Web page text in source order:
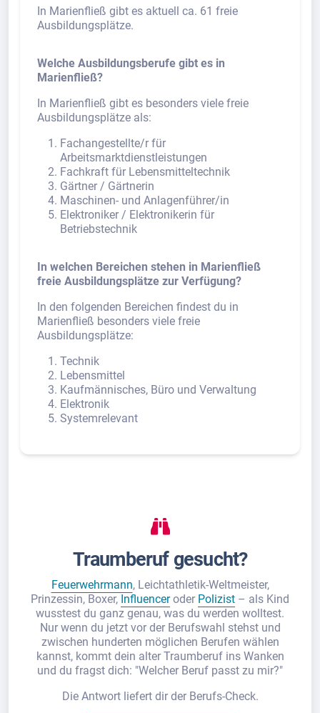
In Marienfließ gibt es aktuell ca. 61 freie
Ausbildungsplätze.
Welche Ausbildungsberufe gibt es in
Marienfließ?
In Marienfließ gibt es besonders viele freie
Ausbildungsplätze als:
Fachangestellte/r für
Arbeitsmarktdienstleistungen
Fachkraft für Lebensmitteltechnik
Gärtner / Gärtnerin
Maschinen- und Anlagenführer/in
Elektroniker / Elektronikerin für
Betriebstechnik
In welchen Bereichen stehen in Marienfließ
freie Ausbildungsplätze zur Verfügung?
In den folgenden Bereichen findest du in
Marienfließ besonders viele freie
Ausbildungsplätze:
Technik
Lebensmittel
Kaufmännisches, Büro und Verwaltung
Elektronik
Systemrelevant
Traumberuf gesucht?
Feuerwehrmann, Leichtathletik-Weltmeister,
Prinzessin, Boxer, Influenceroder Polizist – als Kind
wusstest du ganz genau, was du werden wolltest.
Nur wenn du jetzt vor der Berufswahl stehst und
zwischen hunderten möglichen Berufen wählen
kannst, kommt dein alter Traumberuf ins Wanken
und du fragst dich: "Welcher Beruf passt zu mir?"
Die Antwort liefert dir der Berufs-Check.